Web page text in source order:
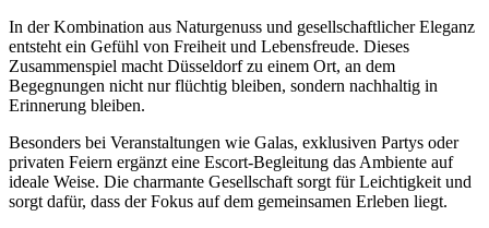
In der Kombination aus Naturgenuss und gesellschaftlicher Eleganz
entsteht ein Gefühl von Freiheit und Lebensfreude. Dieses
Zusammenspiel macht Düsseldorf zu einem Ort, an dem
Begegnungen nicht nur flüchtig bleiben, sondern nachhaltig in
Erinnerung bleiben.
Besonders bei Veranstaltungen wie Galas, exklusiven Partys oder
privaten Feiern ergänzt eine Escort-Begleitung das Ambiente auf
ideale Weise. Die charmante Gesellschaft sorgt für Leichtigkeit und
sorgt dafür, dass der Fokus auf dem gemeinsamen Erleben liegt.